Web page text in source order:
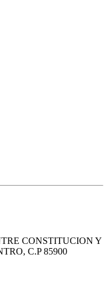
CONSTITUCION Y
C.P 85900